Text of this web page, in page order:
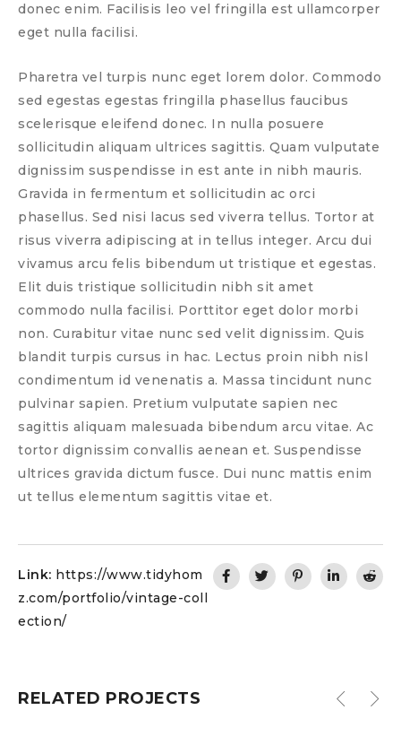
donec enim. Facilisis leo vel fringilla est ullamcorper
eget nulla facilisi.
Pharetra vel turpis nunc eget lorem dolor. Commodo
sed egestas egestas fringilla phasellus faucibus
scelerisque eleifend donec. In nulla posuere
sollicitudin aliquam ultrices sagittis. Quam vulputate
dignissim suspendisse in est ante in nibh mauris.
Gravida in fermentum et sollicitudin ac orci
phasellus. Sed nisi lacus sed viverra tellus. Tortor at
risus viverra adipiscing at in tellus integer. Arcu dui
vivamus arcu felis bibendum ut tristique et egestas.
Elit duis tristique sollicitudin nibh sit amet
commodo nulla facilisi. Porttitor eget dolor morbi
non. Curabitur vitae nunc sed velit dignissim. Quis
blandit turpis cursus in hac. Lectus proin nibh nisl
condimentum id venenatis a. Massa tincidunt nunc
pulvinar sapien. Pretium vulputate sapien nec
sagittis aliquam malesuada bibendum arcu vitae. Ac
tortor dignissim convallis aenean et. Suspendisse
ultrices gravida dictum fusce. Dui nunc mattis enim
ut tellus elementum sagittis vitae et.
Link: https://www.tidyhom
z.com/portfolio/vintage-coll
ection/
RELATED PROJECTS